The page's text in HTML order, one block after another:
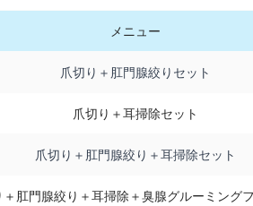
メニュー
爪切り＋肛門腺絞りセット
爪切り＋耳掃除セット
爪切り＋肛門腺絞り＋耳掃除セット
＋肛門腺絞り＋耳掃除＋臭腺グルーミング